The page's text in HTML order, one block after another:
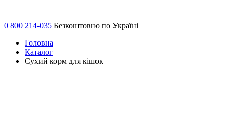
0 800 214-035 Безкоштовно по Україні
Головна
Каталог
Сухий корм для кішок